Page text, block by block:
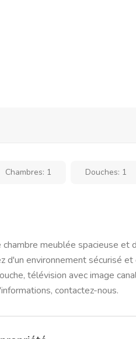
Chambres: 1 Douches: 1
meublée spacieuse
d'un environnement sécurisé
télévision avec image
contactez-nous.